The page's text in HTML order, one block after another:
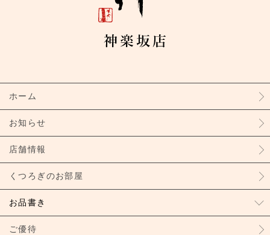
ホーム
お知らせ
店舗情報
くつろぎのお部屋
お品書き
ご優待